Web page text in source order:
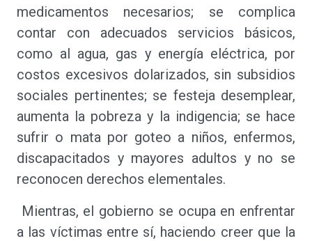
medicamentos necesarios; se complica
contar con adecuados servicios básicos,
como al agua, gas y energía eléctrica, por
costos excesivos dolarizados, sin subsidios
sociales pertinentes; se festeja desemplear,
aumenta la pobreza y la indigencia; se hace
sufrir o mata por goteo a niños, enfermos,
discapacitados y mayores adultos y no se
reconocen derechos elementales.
Mientras, el gobierno se ocupa en enfrentar
a las víctimas entre sí, haciendo creer que la